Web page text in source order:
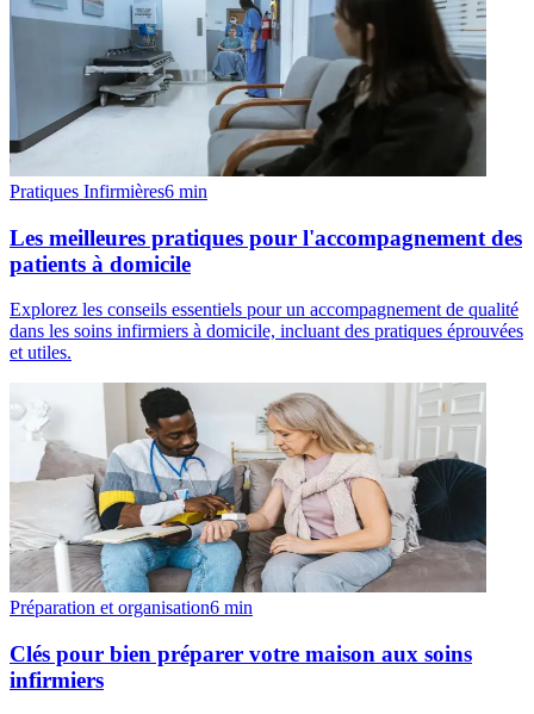
Pratiques Infirmières6 min
Les meilleures pratiques pour l'accompagnement des
patients à domicile
Explorez les conseils essentiels pour un accompagnement de qualité
dans les soins infirmiers à domicile, incluant des pratiques éprouvées
et utiles.
Préparation et organisation6 min
Clés pour bien préparer votre maison aux soins
infirmiers